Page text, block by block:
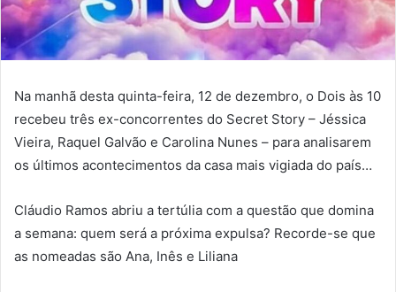
Na manhã desta quinta-feira, 12 de dezembro, o Dois às 10
recebeu três ex-concorrentes do Secret Story – Jéssica
Vieira, Raquel Galvão e Carolina Nunes – para analisarem
os últimos acontecimentos da casa mais vigiada do país…
Cláudio Ramos abriu a tertúlia com a questão que domina
a semana: quem será a próxima expulsa? Recorde-se que
as nomeadas são Ana, Inês e Liliana